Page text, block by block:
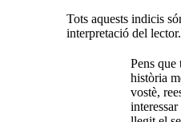
Tots aquests indicis
interpretació del
Pens que
història
vostè,